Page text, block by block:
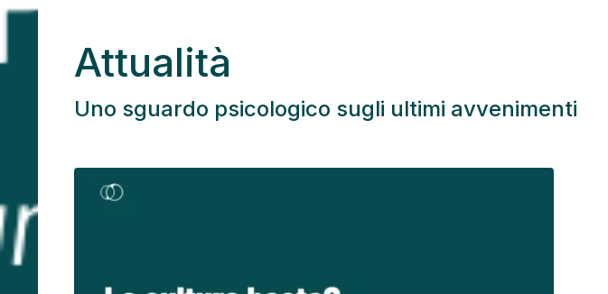
Attualità
Uno sguardo psicologico sugli ultimi avvenimenti